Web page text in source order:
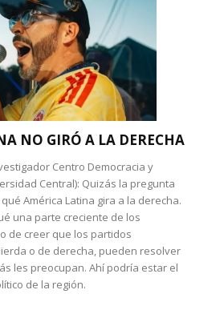
NO GIRÓ A LA DERECHA
Centro Democracia y
Central): Quizás la pregunta
América Latina gira a la derecha.
una parte creciente de los
de creer que los partidos
o de derecha, pueden resolver
les preocupan. Ahí podría estar el
de la región.